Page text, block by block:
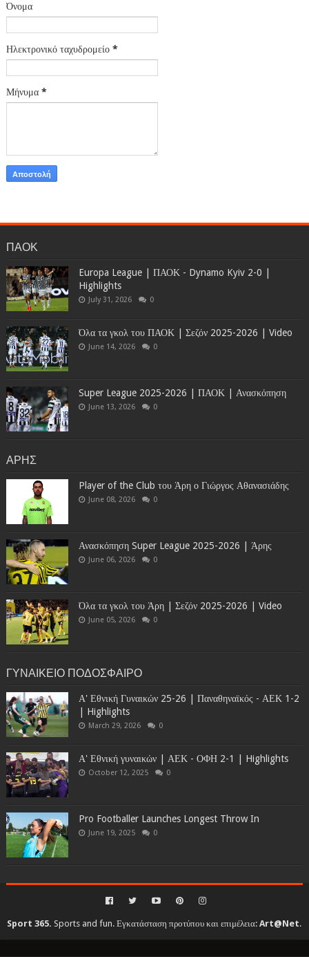
Όνομα
Ηλεκτρονικό ταχυδρομείο *
Μήνυμα *
ΠΑΟΚ
Europa League | ΠΑΟΚ - Dynamo Kyiv 2-0 |
Highlights
July 31, 2026 0
Όλα τα γκολ του ΠΑΟΚ | Σεζόν 2025-2026 | Video
June 14, 2026 0
Super League 2025-2026 | ΠΑΟΚ | Ανασκόπηση
June 13, 2026 0
ΑΡΗΣ
Player of the Club του Άρη ο Γιώργος Αθανασιάδης
June 08, 2026 0
Ανασκόπηση Super League 2025-2026 | Άρης
June 06, 2026 0
Όλα τα γκολ του Άρη | Σεζόν 2025-2026 | Video
June 05, 2026 0
ΓΥΝΑΙΚΕΙΟ ΠΟΔΟΣΦΑΙΡΟ
Α' Εθνική Γυναικών 25-26 | Παναθηναϊκός - ΑΕΚ 1-2
| Highlights
March 29, 2026 0
Α' Εθνική γυναικών | ΑΕΚ - ΟΦΗ 2-1 | Highlights
October 12, 2025 0
Pro Footballer Launches Longest Throw In
June 19, 2025 0
Sport 365. Sports and fun. Εγκατάσταση προτύπου και επιμέλεια:Art@Net.